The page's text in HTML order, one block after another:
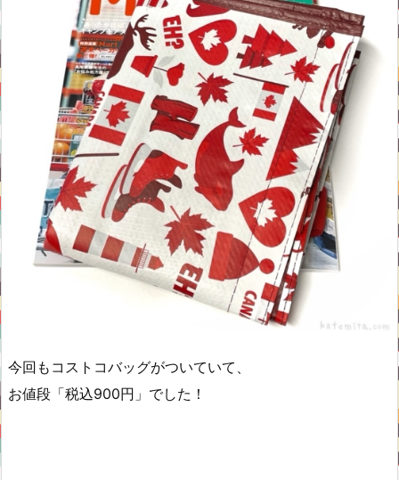
今回もコストコバッグがついていて、
お値段「税込900円」でした！